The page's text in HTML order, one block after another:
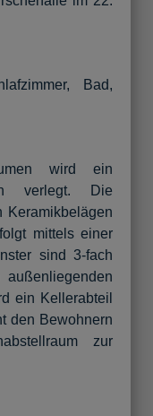
Bad,
wird ein
verlegt. Die
Keramikbelägen
mittels einer
sind 3-fach
ein Kellerabteil
den Bewohnern
zur